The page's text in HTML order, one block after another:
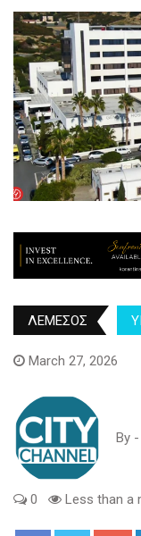
ΛΕΜΕΣΟΣ
March 27, 2026
By -
0 Less than a